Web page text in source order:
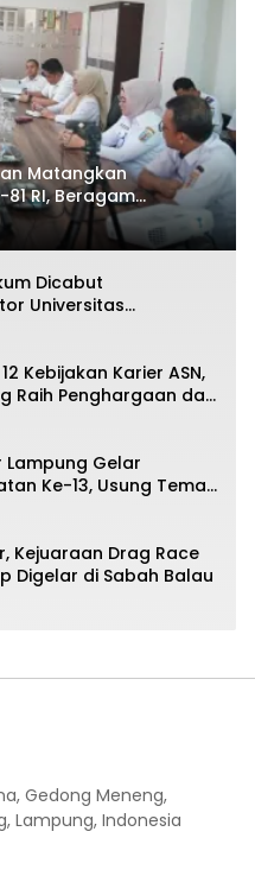
Matangkan
RI, Beragam
Dicabut
Universitas
Mahasiswa
Kebijakan Karier ASN,
Raih Penghargaan dari
Lampung Gelar
Ke-13, Usung Tema
Kejuaraan Drag Race
Digelar di Sabah Balau
Gedong Meneng,
Lampung, Indonesia